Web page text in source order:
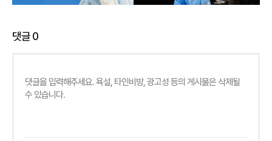
댓글0